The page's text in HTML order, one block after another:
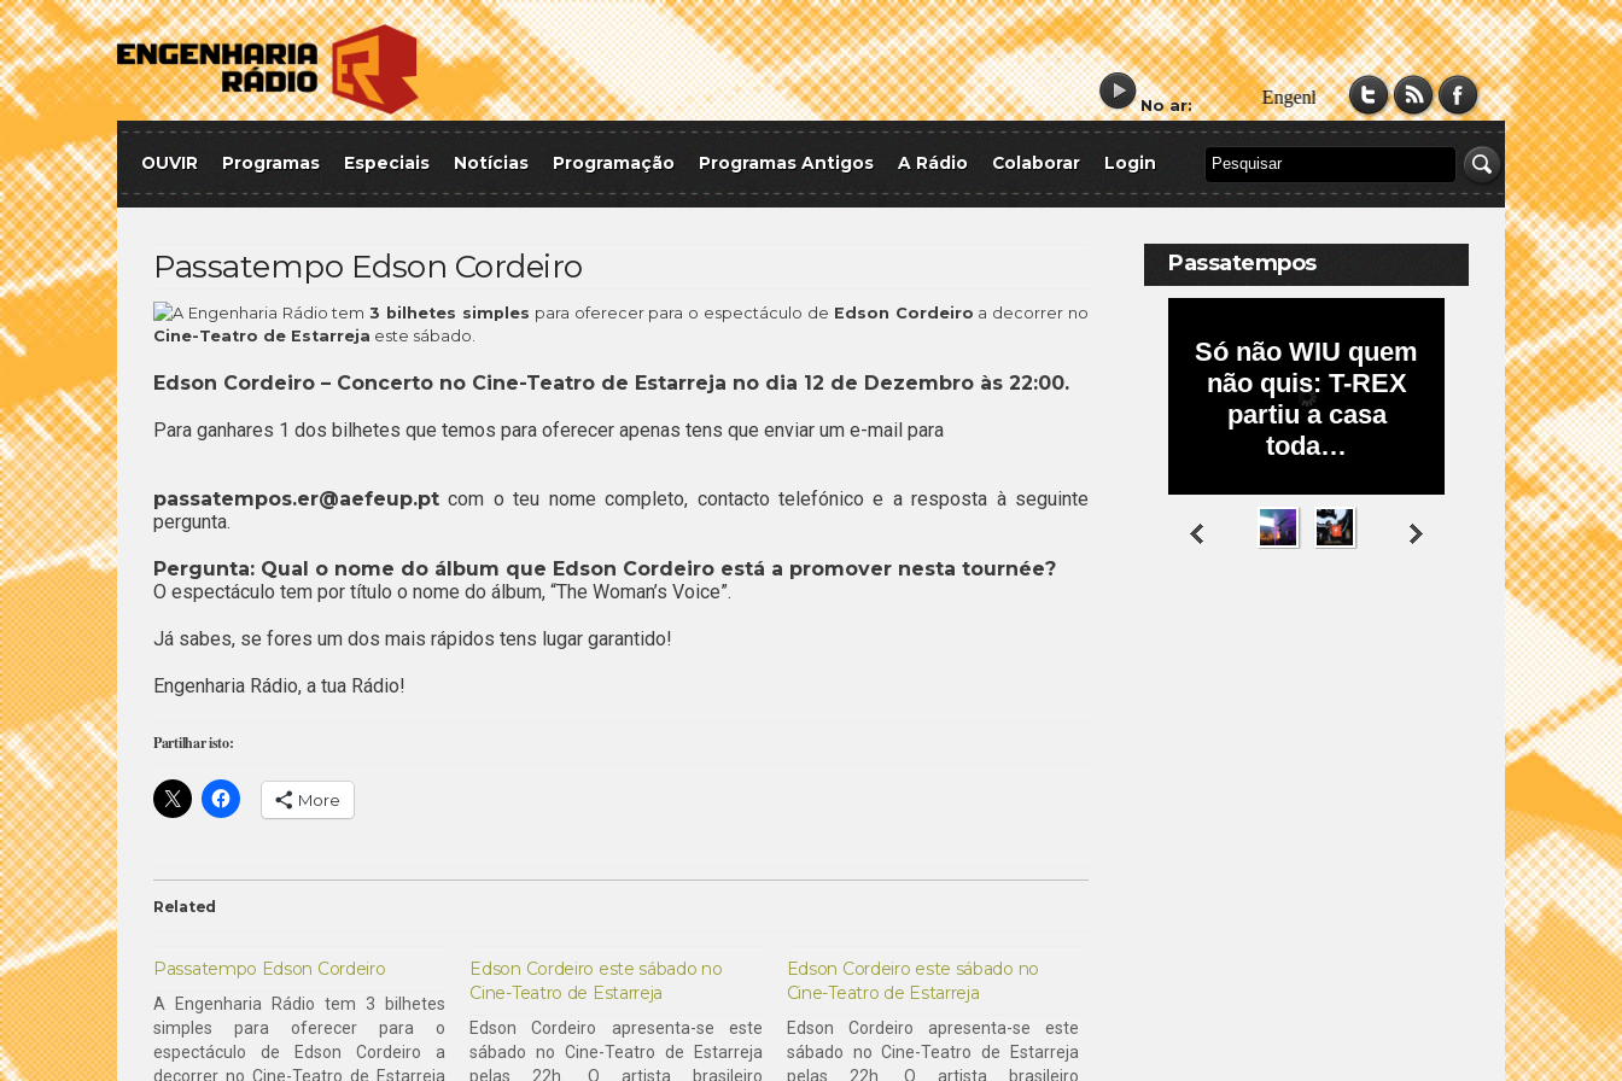
No ar:
OUVIR Programas Especiais Notícias Programação Programas Antigos A Rádio Colaborar Login
Passatempo Edson Cordeiro
A Engenharia Rádio tem3 bilhetes simples para oferecer para o espectáculo de Edson Cordeiro a decorrer no
Cine-Teatro de Estarreja este sábado.
Edson Cordeiro – Concerto no Cine-Teatro de Estarreja no dia 12 de Dezembro às 22:00.
Para ganhares 1 dos bilhetes que temos para oferecer apenas tens que enviar um e-mail para
passatempos.er@aefeup.pt com o teu nome completo, contacto telefónico e a resposta à seguinte
pergunta.
Pergunta: Qual o nome do álbum que Edson Cordeiro está a promover nesta tournée?
O espectáculo tem por título o nome do álbum, “The Woman’s Voice”.
Já sabes, se fores um dos mais rápidos tens lugar garantido!
Engenharia Rádio, a tua Rádio!
Partilhar isto:
More
Related
Passatempo Edson Cordeiro
A Engenharia Rádio tem 3 bilhetes
simples para oferecer para o
espectáculo de Edson Cordeiro a
decorrer no Cine-Teatro de Estarreja
Edson Cordeiro este sábado no
Cine-Teatro de Estarreja
Edson Cordeiro apresenta-se este
sábado no Cine-Teatro de Estarreja
pelas 22h. O artista brasileiro
Edson Cordeiro este sábado no
Cine-Teatro de Estarreja
Edson Cordeiro apresenta-se este
sábado no Cine-Teatro de Estarreja
pelas 22h. O artista brasileiro
Passatempos